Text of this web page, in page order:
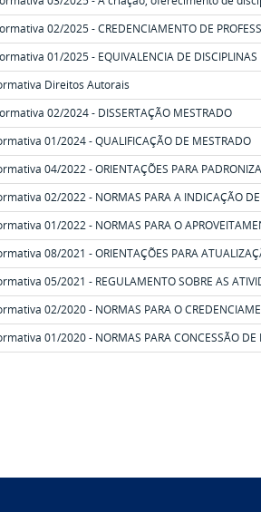
02/2025 - CREDENCIAMENTO DE
01/2025 - EQUIVALENCIA DE DISCIPLINAS
Direitos Autorais
02/2024 - DISSERTAÇÃO MESTRADO
01/2024 - QUALIFICAÇÃO DE MESTRADO
04/2022 - ORIENTAÇÕES PARA
02/2022 - NORMAS PARA A INDICAÇÃO
01/2022 - NORMAS PARA O
08/2021 - ORIENTAÇÕES PARA
05/2021 - REGULAMENTO SOBRE AS
02/2020 - NORMAS PARA O
01/2020 - NORMAS PARA CONCESSÃO DE